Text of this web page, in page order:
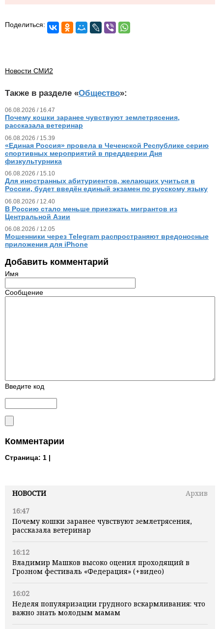
НОВОСТИ
Архив
16:47
Почему кошки заранее чувствуют землетрясения,
рассказала ветеринар
16:12
Владимир Машков высоко оценил проходящий в
Грозном фестиваль «Федерация» (+видео)
16:02
Неделя популяризации грудного вскармливания: что
важно знать молодым мамам
Поделиться:
Новости СМИ2
Также в разделе «Общество»:
06.08.2026 / 16.47
Почему кошки заранее чувствуют землетрясения,
рассказала ветеринар
06.08.2026 / 15.39
«Единая Россия» провела в Чеченской Республике серию
спортивных мероприятий в преддверии Дня
физкультурника
06.08.2026 / 15.10
Для иностранных абитуриентов, желающих учиться в
России, будет введён единый экзамен по русскому языку
06.08.2026 / 12.40
В Россию стало меньше приезжать мигрантов из
Центральной Азии
06.08.2026 / 12.05
Мошенники через Telegram распространяют вредоносные
приложения для iPhone
Добавить комментарий
Имя
Сообщение
Введите код
Комментарии
Страница: 1 |